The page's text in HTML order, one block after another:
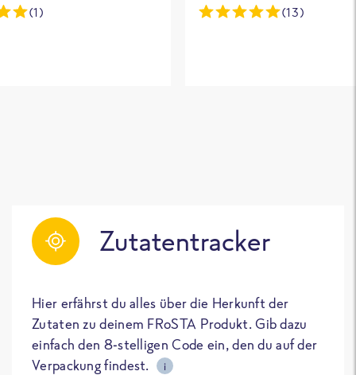
(1) (13)
Zutatentracker
Hier erfährst du alles über die Herkunft der
Zutaten zu deinem FRoSTA Produkt. Gib dazu
einfach den 8-stelligen Code ein, den du auf der
Verpackung findest.
i